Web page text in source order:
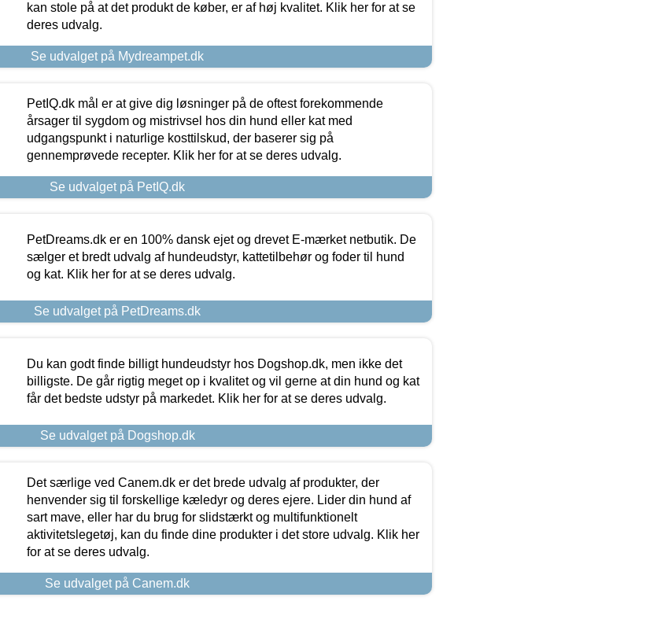
kan stole på at det produkt de køber, er af høj kvalitet. Klik her for at se
deres udvalg.
Se udvalget på Mydreampet.dk
PetIQ.dk mål er at give dig løsninger på de oftest forekommende
årsager til sygdom og mistrivsel hos din hund eller kat med
udgangspunkt i naturlige kosttilskud, der baserer sig på
gennemprøvede recepter. Klik her for at se deres udvalg.
Se udvalget på PetIQ.dk
PetDreams.dk er en 100% dansk ejet og drevet E-mærket netbutik. De
sælger et bredt udvalg af hundeudstyr, kattetilbehør og foder til hund
og kat. Klik her for at se deres udvalg.
Se udvalget på PetDreams.dk
Du kan godt finde billigt hundeudstyr hos Dogshop.dk, men ikke det
billigste. De går rigtig meget op i kvalitet og vil gerne at din hund og kat
får det bedste udstyr på markedet. Klik her for at se deres udvalg.
Se udvalget på Dogshop.dk
Det særlige ved Canem.dk er det brede udvalg af produkter, der
henvender sig til forskellige kæledyr og deres ejere. Lider din hund af
sart mave, eller har du brug for slidstærkt og multifunktionelt
aktivitetslegetøj, kan du finde dine produkter i det store udvalg. Klik her
for at se deres udvalg.
Se udvalget på Canem.dk